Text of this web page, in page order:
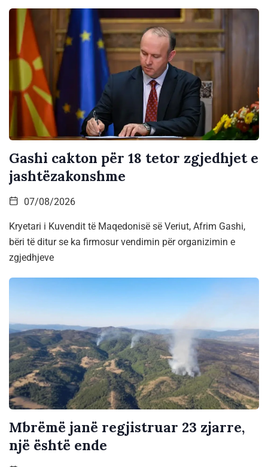
Gashi cakton për 18 tetor zgjedhjet e
jashtëzakonshme
07/08/2026
Kryetari i Kuvendit të Maqedonisë së Veriut, Afrim Gashi,
bëri të ditur se ka firmosur vendimin për organizimin e
zgjedhjeve
Mbrëmë janë regjistruar 23 zjarre,
një është ende